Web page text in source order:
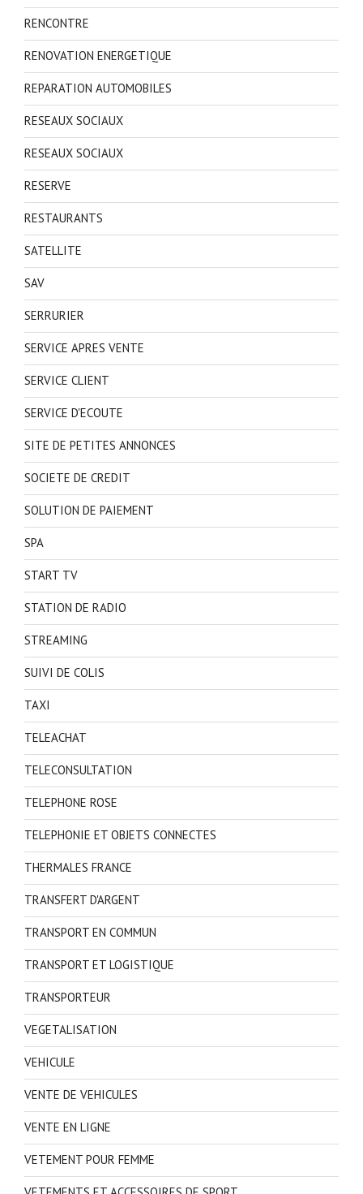
RENCONTRE
RENOVATION ENERGETIQUE
REPARATION AUTOMOBILES
RESEAUX SOCIAUX
RESEAUX SOCIAUX
RESERVE
RESTAURANTS
SATELLITE
SAV
SERRURIER
SERVICE APRES VENTE
SERVICE CLIENT
SERVICE D'ECOUTE
SITE DE PETITES ANNONCES
SOCIETE DE CREDIT
SOLUTION DE PAIEMENT
SPA
START TV
STATION DE RADIO
STREAMING
SUIVI DE COLIS
TAXI
TELEACHAT
TELECONSULTATION
TELEPHONE ROSE
TELEPHONIE ET OBJETS CONNECTES
THERMALES FRANCE
TRANSFERT D'ARGENT
TRANSPORT EN COMMUN
TRANSPORT ET LOGISTIQUE
TRANSPORTEUR
VEGETALISATION
VEHICULE
VENTE DE VEHICULES
VENTE EN LIGNE
VETEMENT POUR FEMME